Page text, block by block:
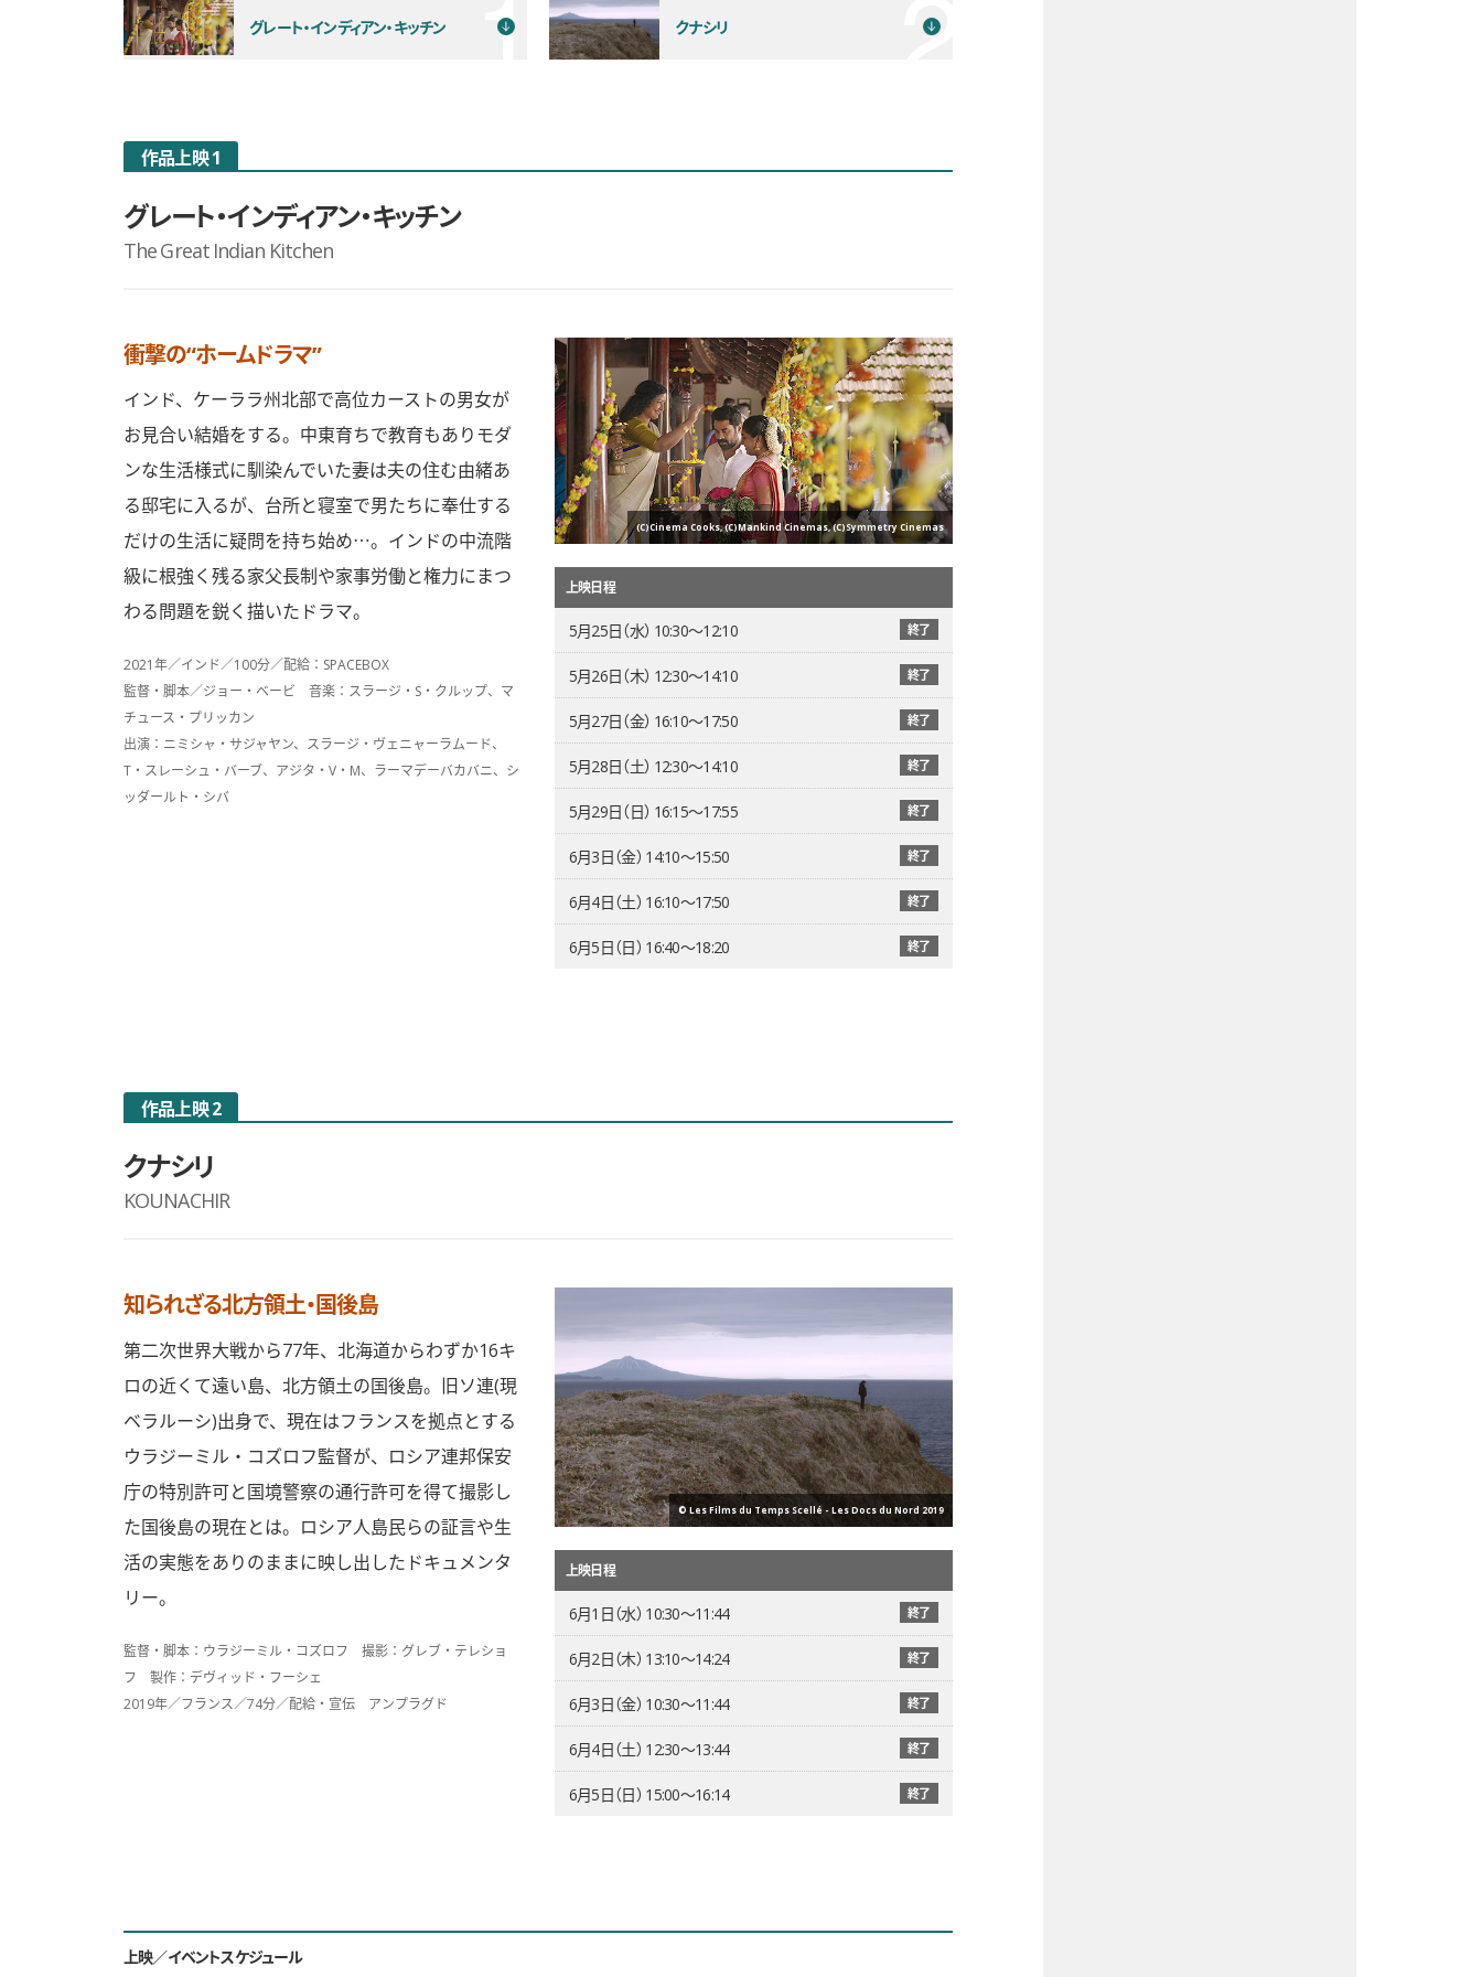
グレート・インディアン・キッチン クナシリ
作品上映 1
グレート・インディアン・キッチン
The Great Indian Kitchen
(C)Cinema Cooks, (C)Mankind Cinemas, (C)Symmetry Cinemas
上映日程
5月25日（水） 10:30〜12:10 終了
5月26日（木） 12:30〜14:10 終了
5月27日（金） 16:10〜17:50 終了
5月28日（土） 12:30〜14:10 終了
5月29日（日） 16:15〜17:55 終了
6月3日（金） 14:10〜15:50 終了
6月4日（土） 16:10〜17:50 終了
6月5日（日） 16:40〜18:20 終了
衝撃の“ホームドラマ”
インド、ケーララ州北部で高位カーストの男女が
お見合い結婚をする。中東育ちで教育もありモダ
ンな生活様式に馴染んでいた妻は夫の住む由緒あ
る邸宅に入るが、台所と寝室で男たちに奉仕する
だけの生活に疑問を持ち始め…。インドの中流階
級に根強く残る家父長制や家事労働と権力にまつ
わる問題を鋭く描いたドラマ。
2021年／インド／100分／配給：SPACEBOX
監督・脚本／ジョー・ベービ 音楽：スラージ・S・クルップ、マ
チュース・プリッカン
出演：ニミシャ・サジャヤン、スラージ・ヴェニャーラムード、
T・スレーシュ・バーブ、アジタ・V・M、ラーマデーバカバニ、シ
ッダールト・シバ
作品上映 2
クナシリ
KOUNACHIR
© Les Films du Temps Scellé - Les Docs du Nord 2019
上映日程
6月1日（水） 10:30〜11:44 終了
6月2日（木） 13:10〜14:24 終了
6月3日（金） 10:30〜11:44 終了
6月4日（土） 12:30〜13:44 終了
6月5日（日） 15:00〜16:14 終了
知られざる北方領土・国後島
第二次世界大戦から77年、北海道からわずか16キ
ロの近くて遠い島、北方領土の国後島。旧ソ連(現
ベラルーシ)出身で、現在はフランスを拠点とする
ウラジーミル・コズロフ監督が、ロシア連邦保安
庁の特別許可と国境警察の通行許可を得て撮影し
た国後島の現在とは。ロシア人島民らの証言や生
活の実態をありのままに映し出したドキュメンタ
リー。
監督・脚本：ウラジーミル・コズロフ 撮影：グレブ・テレショ
フ 製作：デヴィッド・フーシェ
2019年／フランス／74分／配給・宣伝 アンプラグド
上映／イベントスケジュール